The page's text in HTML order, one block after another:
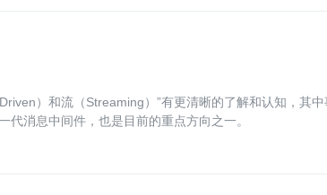
）和流（Streaming）”有更清晰的了解和认知，其中
消息中间件，也是目前的重点方向之一。